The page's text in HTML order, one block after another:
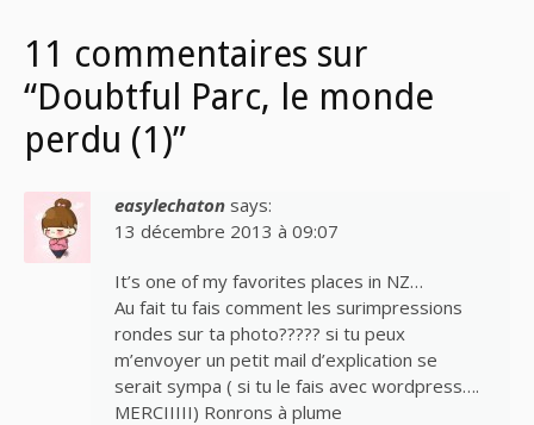
11 commentaires sur
“Doubtful Parc, le monde
perdu (1)”
easylechaton says:
13 décembre 2013 à 09:07
It’s one of my favorites places in NZ…
Au fait tu fais comment les surimpressions
rondes sur ta photo????? si tu peux
m’envoyer un petit mail d’explication se
serait sympa ( si tu le fais avec wordpress….
MERCIIIII) Ronrons à plume